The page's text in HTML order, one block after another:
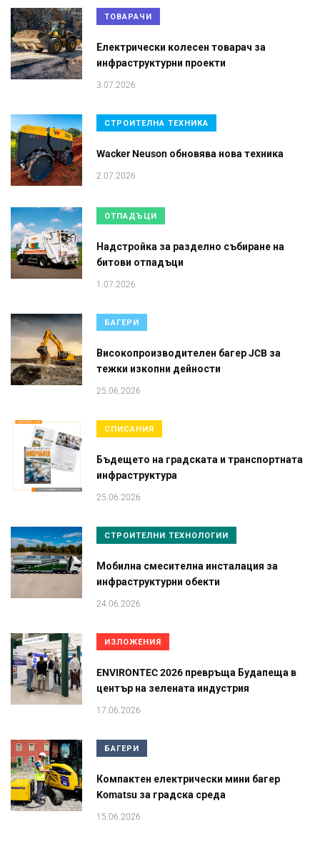
ТОВАРАЧИ
Електрически колесен товарач за
инфраструктурни проекти
3.07.2026
СТРОИТЕЛНА ТЕХНИКА
Wacker Neuson обновява нова техника
2.07.2026
ОТПАДЪЦИ
Надстройка за разделно събиране на
битови отпадъци
1.07.2026
БАГЕРИ
Високопроизводителен багер JCB за
тежки изкопни дейности
25.06.2026
СПИСАНИЯ
Бъдещето на градската и транспортната
инфраструктура
25.06.2026
СТРОИТЕЛНИ ТЕХНОЛОГИИ
Мобилна смесителна инсталация за
инфраструктурни обекти
24.06.2026
ИЗЛОЖЕНИЯ
ENVIRONTEC 2026 превръща Будапеща в
център на зелената индустрия
17.06.2026
БАГЕРИ
Компактен електрически мини багер
Komatsu за градска среда
15.06.2026